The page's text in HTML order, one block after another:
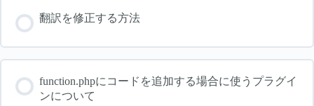
翻訳を修正する方法
function.phpにコードを追加する場合に使うプラグイ
ンについて